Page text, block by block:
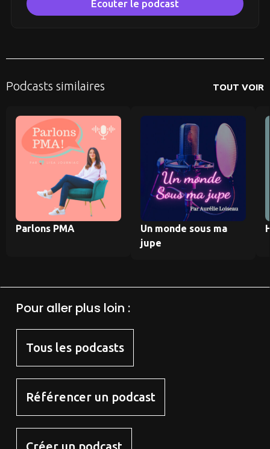
Ecouter le podcast
Podcasts similaires TOUT VOIR
Parlons PMA
Un monde sous ma
jupe
Pour aller plus loin :
Tous les podcasts
Référencer un podcast